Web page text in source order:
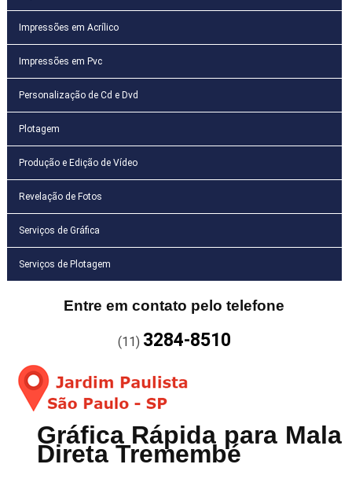
Impressões em Acrílico
Impressões em Pvc
Personalização de Cd e Dvd
Plotagem
Produção e Edição de Vídeo
Revelação de Fotos
Serviços de Gráfica
Serviços de Plotagem
Entre em contato pelo telefone
(11) 3284-8510
Gráfica Rápida para Mala
Direta Tremembé